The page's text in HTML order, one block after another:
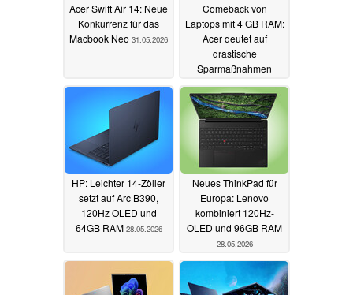
Acer Swift Air 14: Neue
Konkurrenz für das
Macbook Neo 31.05.2026
Comeback von
Laptops mit 4 GB RAM:
Acer deutet auf
drastische
Sparmaßnahmen
28.05.2026
HP: Leichter 14-Zöller
setzt auf Arc B390,
120Hz OLED und
64GB RAM 28.05.2026
Neues ThinkPad für
Europa: Lenovo
kombiniert 120Hz-
OLED und 96GB RAM
28.05.2026